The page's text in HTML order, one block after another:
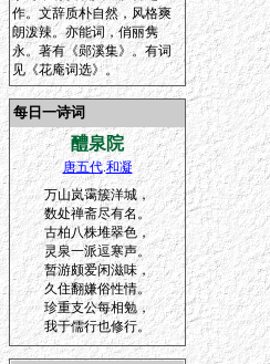
作。文辞质朴自然，风格爽
朗泼辣。亦能词，俏丽隽
永。著有《郧溪集》。有词
见《花庵词选》。
每日一诗词
醴泉院
唐五代.和凝
万山岚霭簇洋城，
数处禅斋尽有名。
古柏八株堆翠色，
灵泉一派逗寒声。
暂游颇爱闲滋味，
久住翻嫌俗性情。
珍重支公每相勉，
我于儒行也修行。